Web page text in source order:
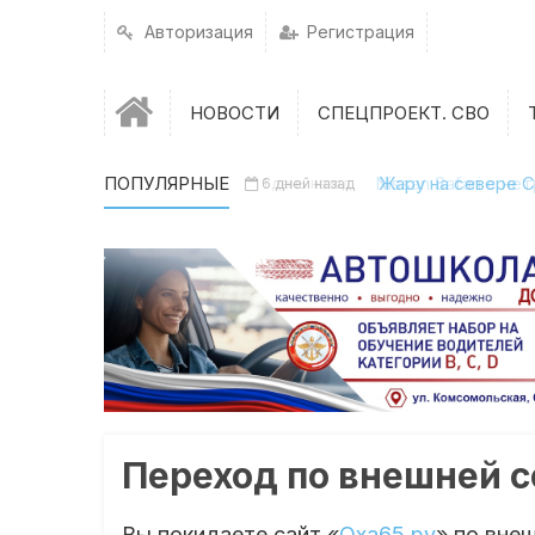
Авторизация Регистрация
НОВОСТИ СПЕЦПРОЕКТ. СВО
ПОПУЛЯРНЫЕ 6 дней назад Жару на севере
1 день назад Nissan Safari с
Переход по внешней